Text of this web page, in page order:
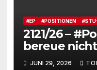
#EP #POSITIONEN
2121/26 –
bereue
Menschen,
JUNI 29, 2026